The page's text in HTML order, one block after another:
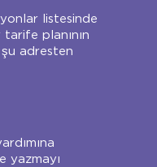
listesinde
tarife planının
şu adresten
yazmayı